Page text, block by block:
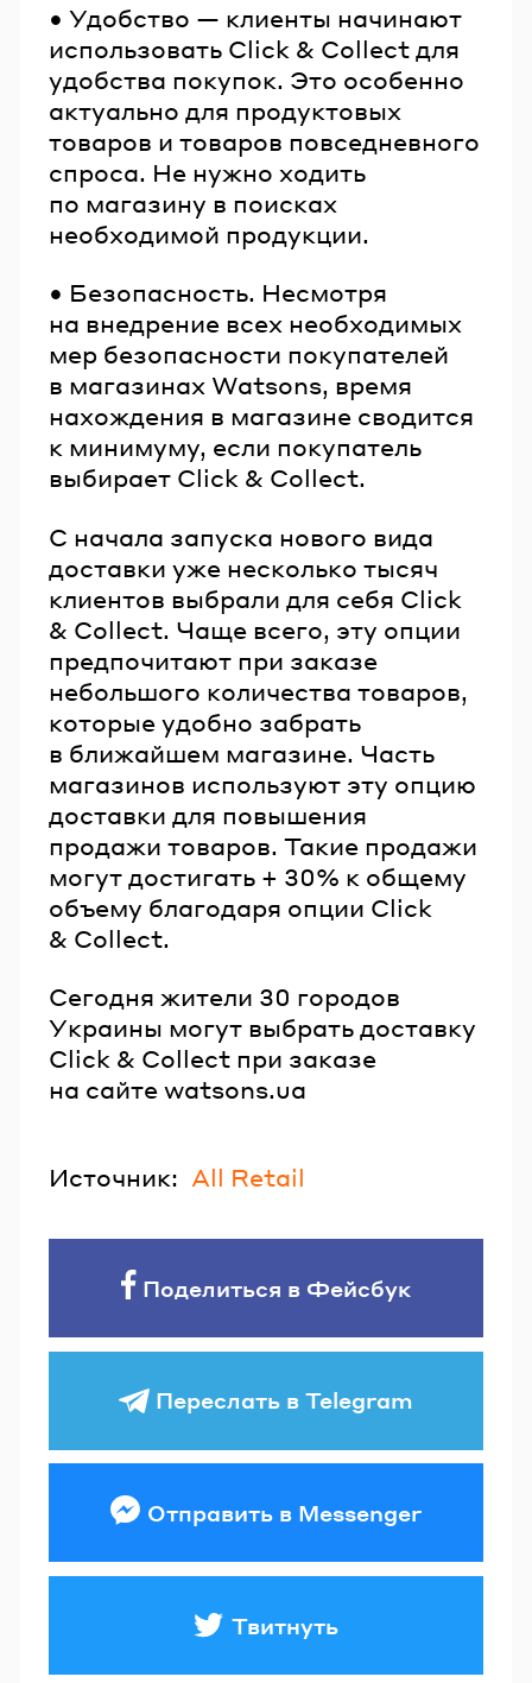
• Удобство — клиенты начинают
использовать Click & Collect для
удобства покупок. Это особенно
актуально для продуктовых
товаров и товаров повседневного
спроса. Не нужно ходить
по магазину в поисках
необходимой продукции.
• Безопасность. Несмотря
на внедрение всех необходимых
мер безопасности покупателей
в магазинах Watsons, время
нахождения в магазине сводится
к минимуму, если покупатель
выбирает Click & Collect.
С начала запуска нового вида
доставки уже несколько тысяч
клиентов выбрали для себя Click
& Collect. Чаще всего, эту опции
предпочитают при заказе
небольшого количества товаров,
которые удобно забрать
в ближайшем магазине. Часть
магазинов используют эту опцию
доставки для повышения
продажи товаров. Такие продажи
могут достигать + 30% к общему
объему благодаря опции Click
& Collect.
Сегодня жители 30 городов
Украины могут выбрать доставку
Click & Collect при заказе
на сайте watsons.ua
Источник: All Retail
Поделиться в Фейсбук
Переслать в Telegram
Отправить в Messenger
Твитнуть